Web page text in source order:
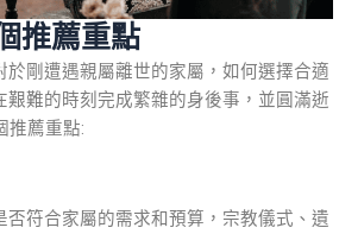
推薦重點
於剛遭遇親屬離世的家屬，如何選擇合適
艱難的時刻完成繁雜的身後事，並圓滿逝
推薦重點:
符合家屬的需求和預算，宗教儀式、遺